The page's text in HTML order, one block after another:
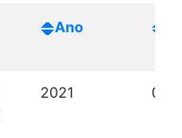
Ano
2021 01/